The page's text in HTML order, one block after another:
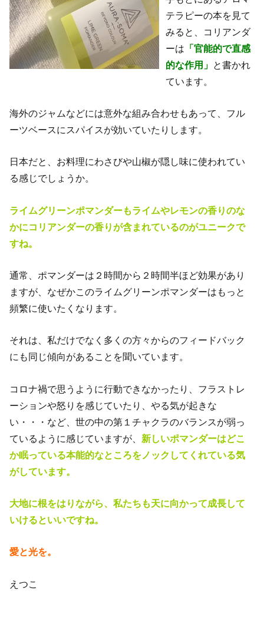
テラピーの本を見て
みると、コリアンダ
ーは 「官能的で直感
的な作用」
と書かれ
ています。
海外のジャムなどには意外な組み合わせもあって、フル
ーツベースにスパイスが効いていたりします。
日本だと、お料理にわさびや山椒が隠し味に使われてい
る感じでしょうか。
ライムグリーンポマンダーもライムやレモンの香りのな
かにコリアンダーの香りが含まれているのがユニークで
すね。
通常、ポマンダーは２時間から２時間半ほど効果があり
ますが、なぜかこのライムグリーンポマンダーはもっと
頻繁に使いたくなります。
それは、私だけでなく多くの方々からのフィードバック
にも同じ傾向があることを聞いています。
コロナ禍で思うように行動できなかったり、フラストレ
ーションや怒りを感じていたり、やる気が起きな
い・・・など、世の中の第１チャクラのバランスが弱っ
ているように感じていますが、 新しいポマンダーはどこ
か眠っている本能的なところをノックしてくれている気
がしています。
大地に根をはりながら、私たちも天に向かって成長して
いけるといいですね。
愛と光を。
えつこ